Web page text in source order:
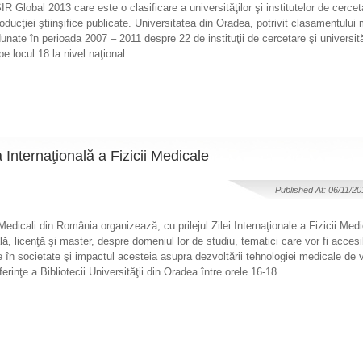
Global 2013 care este o clasificare a universităţilor şi institutelor de
ştiinşifice publicate. Universitatea din Oradea, potrivit clasamentului
în perioada 2007 – 2011 despre 22 de instituţii de cercetare şi
locul 18 la nivel naţional.
a Fizicii Medicale
Published At: 06/11/
din România organizează, cu prilejul Zilei Internaţionale a Fizicii
licenţă şi master, despre domeniul lor de studiu, tematici care vor fi
societate şi impactul acesteia asupra dezvoltării tehnologiei medicale de
a Bibliotecii Universităţii din Oradea între orele 16-18.